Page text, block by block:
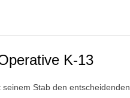
K-13
Stab den entscheidenden